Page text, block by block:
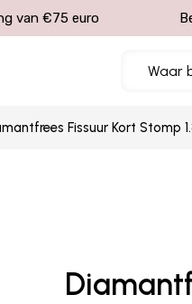
van €75 euro
Fissuur Kort Stomp